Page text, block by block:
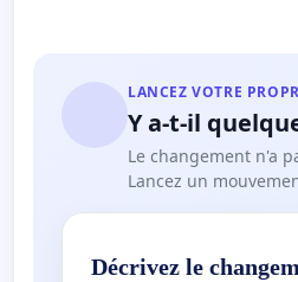
LANCEZ VOTRE
Y a-t-il
Le changement n'a
Lancez un
Décrivez le